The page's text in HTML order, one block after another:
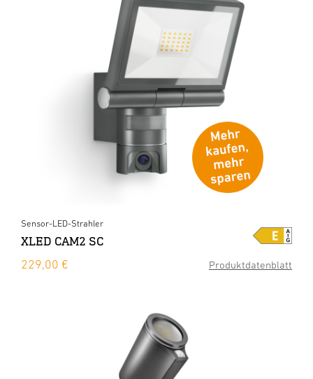
Produktdatenblatt
Sensor-LED-Strahler
XLED CAM2 SC
229,00 €